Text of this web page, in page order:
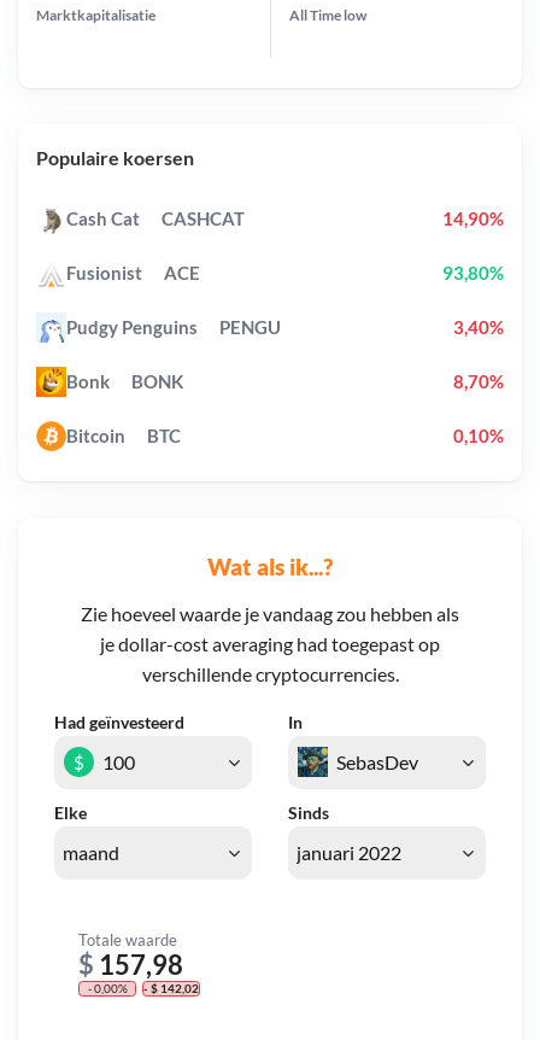
Wat als ik...?
Zie hoeveel waarde je vandaag zou hebben als
je dollar-cost averaging had toegepast op
verschillende cryptocurrencies.
Had geïnvesteerd In
Elke Sinds
$
Totale waarde
$ 157,98
- 0,00% - $ 142,02
Marktkapitalisatie All Time low
Populaire koersen
Cash Cat CASHCAT 14,90%
Fusionist ACE 93,80%
Pudgy Penguins PENGU 3,40%
Bonk BONK 8,70%
Bitcoin BTC 0,10%